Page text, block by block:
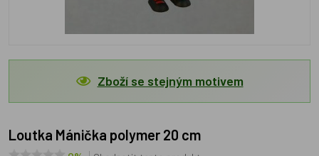
Zboží se stejným motivem
Loutka Mánička polymer 20 cm